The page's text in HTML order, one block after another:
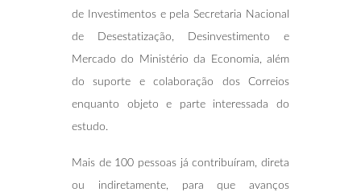
de Investimentos e pela Secretaria Nacional
de Desestatização, Desinvestimento e
Mercado do Ministério da Economia, além
do suporte e colaboração dos Correios
enquanto objeto e parte interessada do
estudo.
Mais de 100 pessoas já contribuíram, direta
ou indiretamente, para que avanços